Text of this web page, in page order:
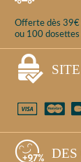
Offerte dès 39€
ou 100 dosettes